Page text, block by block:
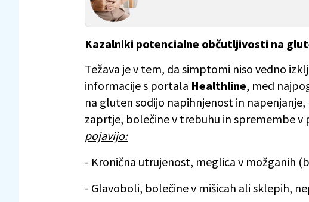
Kazalniki potencialne občutljivosti na
Težava je v tem, da simptomi niso vedno
informacije s portala Healthline, med
na gluten sodijo napihnjenost in
zaprtje, bolečine v trebuhu in spremembe v
pojavijo:
- Kronična utrujenost, meglica v možganih
- Glavoboli, bolečine v mišicah ali sklepih,